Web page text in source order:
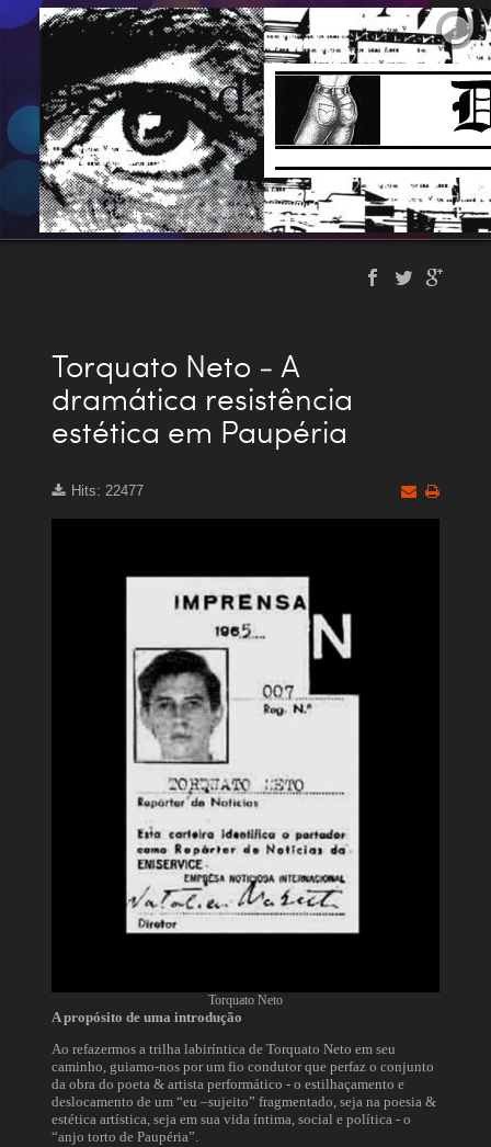
Torquato Neto - A
dramática resistência
estética em Paupéria
Hits: 22477
Torquato Neto
A propósito de uma introdução
Ao refazermos a trilha labiríntica de Torquato Neto em seu
caminho, guiamo-nos por um fio condutor que perfaz o conjunto
da obra do poeta & artista performático - o estilhaçamento e
deslocamento de um “eu –sujeito” fragmentado, seja na poesia &
estética artística, seja em sua vida íntima, social e política - o
“anjo torto de Paupéria”.